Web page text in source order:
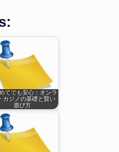
てでも安心：オンラ
カジノの基礎と賢い
遊び方